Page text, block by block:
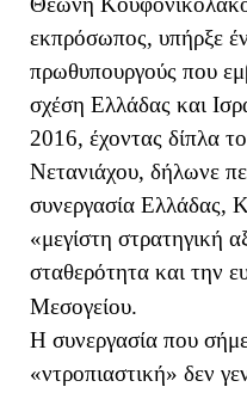
εκπρόσωπος, υπήρξε
πρωθυπουργούς που
σχέση Ελλάδας και
2016, έχοντας δίπλα
Νετανιάχου, δήλωνε
συνεργασία Ελλάδας,
«μεγίστη στρατηγική
σταθερότητα και την
Μεσογείου.
Η συνεργασία που
«ντροπιαστική» δεν